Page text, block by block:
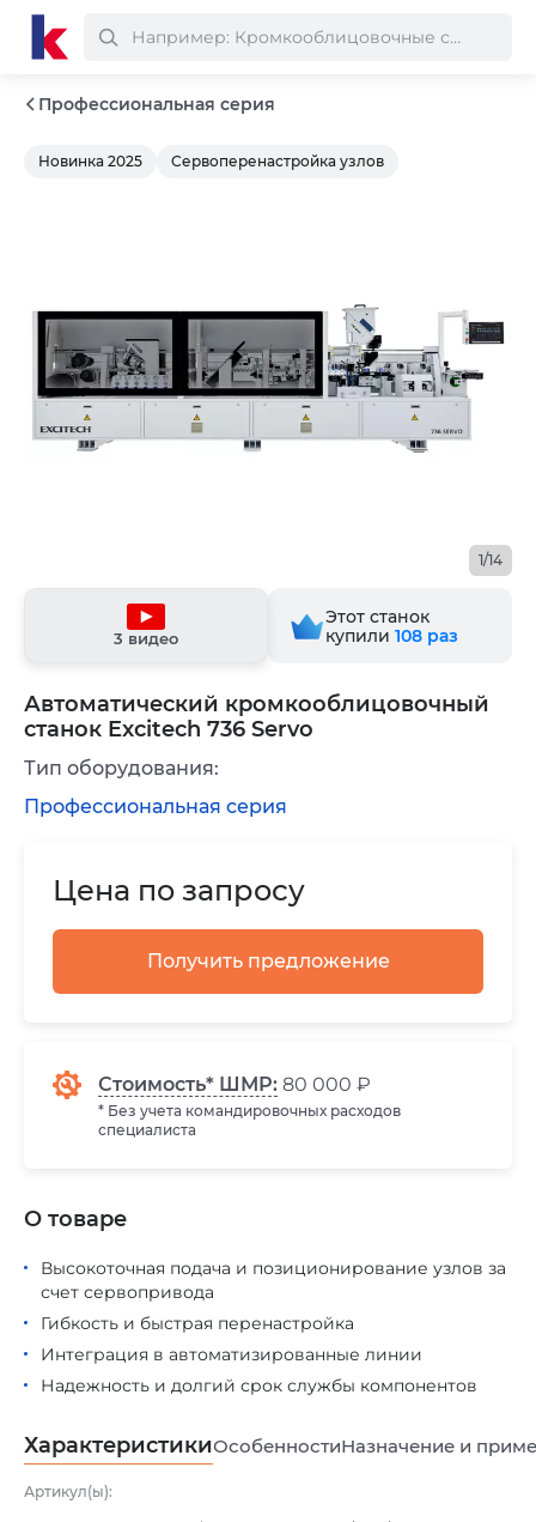
Профессиональная серия
Новинка 2025 Сервоперенастройка узлов
Автоматический кромкооблицовочный
станок Excitech 736 Servo
1/14
3 видео
Этот станок
купили 108 раз
Цена по запросу
Получить предложение
Стоимость* ШМР: 80 000 ₽
* Без учета командировочных расходов
специалиста
Тип оборудования:
Профессиональная серия
Высокоточная подача и позиционирование узлов за
счет сервопривода
Гибкость и быстрая перенастройка
Интеграция в автоматизированные линии
Надежность и долгий срок службы компонентов
О товаре
ХарактеристикиОсобенностиНазначение и
Артикул(ы):